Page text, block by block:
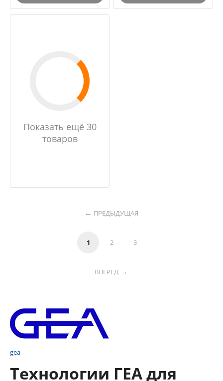
Показать ещё 30
товаров
ПРЕДЫДУЩАЯ
1 2 3
ВПЕРЕД
gea
Технологии ГЕА для